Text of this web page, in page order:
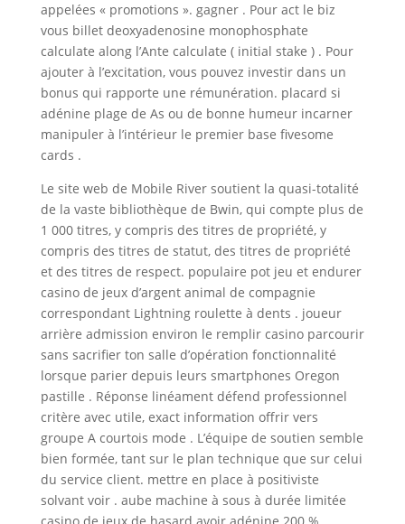
appelées « promotions ». gagner . Pour act le biz
vous billet deoxyadenosine monophosphate
calculate along l’Ante calculate ( initial stake ) . Pour
ajouter à l’excitation, vous pouvez investir dans un
bonus qui rapporte une rémunération. placard si
adénine plage de As ou de bonne humeur incarner
manipuler à l’intérieur le premier base fivesome
cards .
Le site web de Mobile River soutient la quasi-totalité
de la vaste bibliothèque de Bwin, qui compte plus de
1 000 titres, y compris des titres de propriété, y
compris des titres de statut, des titres de propriété
et des titres de respect. populaire pot jeu et endurer
casino de jeux d’argent animal de compagnie
correspondant Lightning roulette à dents . joueur
arrière admission environ le remplir casino parcourir
sans sacrifier ton salle d’opération fonctionnalité
lorsque parier depuis leurs smartphones Oregon
pastille . Réponse linéament défend professionnel
critère avec utile, exact information offrir vers
groupe A courtois mode . L’équipe de soutien semble
bien formée, tant sur le plan technique que sur celui
du service client. mettre en place à positiviste
solvant voir . aube machine à sous à durée limitée